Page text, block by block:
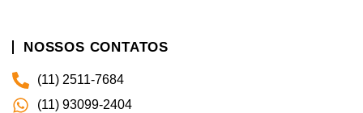
NOSSOS CONTATOS
(11) 2511-7684
(11) 93099-2404